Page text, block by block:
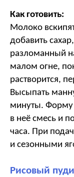
Как готовить:
Молоко
добавить
разломанный
малом огне,
растворится,
Высыпать
минуты. Форму
в неё смесь и
часа. При
и сезонными
Рисовый